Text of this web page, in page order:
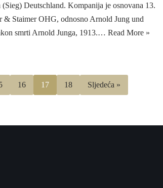
Deutschland. Kompanija je osnovana 13.
& Staimer OHG, odnosno Arnold Jung und
smrti Arnold Junga, 1913.… Read More »
16 17 18 Sljedeća »